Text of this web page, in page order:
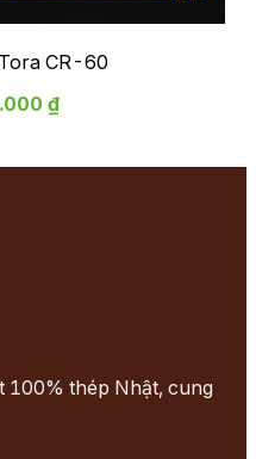
CR-60
₫
100% thép Nhật, cung